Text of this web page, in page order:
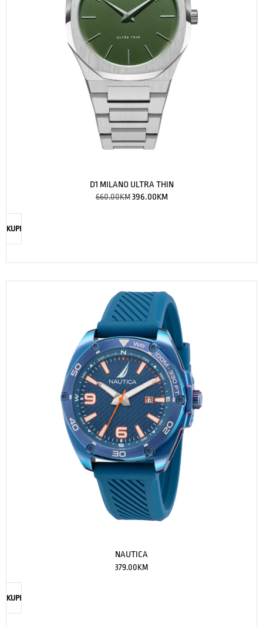
D1 MILANO ULTRA THIN
660.00KM 396.00KM
KUPI
NAUTICA
379.00KM
KUPI